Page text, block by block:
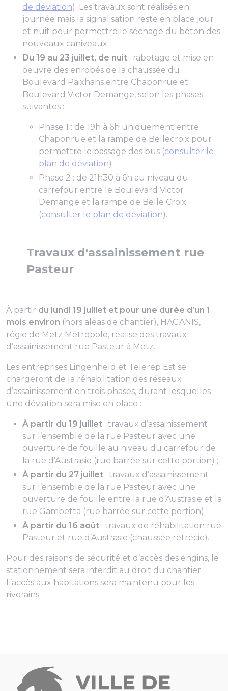
de déviation). Les travaux sont réalisés en
journée mais la signalisation reste en place jour
et nuit pour permettre le séchage du béton des
nouveaux caniveaux.
Du 19 au 23 juillet, de nuit : rabotage et mise en
oeuvre des enrobés de la chaussée du
Boulevard Paixhans entre Chaponrue et
Boulevard Victor Demange, selon les phases
suivantes :
Phase 1 : de 19h à 6h uniquement entre
Chaponrue et la rampe de Bellecroix pour
permettre le passage des bus (consulter le
plan de déviation) ;
Phase 2 : de 21h30 à 6h au niveau du
carrefour entre le Boulevard Victor
Demange et la rampe de Belle Croix
(consulter le plan de déviation).
Travaux d'assainissement rue
Pasteur
À partir du lundi 19 juillet et pour une durée d’un 1
mois environ (hors aléas de chantier), HAGANIS,
régie de Metz Métropole, réalise des travaux
d’assainissement rue Pasteur à Metz.
Les entreprises Lingenheld et Telerep Est se
chargeront de la réhabilitation des réseaux
d’assainissement en trois phases, durant lesquelles
une déviation sera mise en place :
À partir du 19 juillet : travaux d’assainissement
sur l’ensemble de la rue Pasteur avec une
ouverture de fouille au niveau du carrefour de
la rue d’Austrasie (rue barrée sur cette portion) ;
À partir du 27 juillet : travaux d’assainissement
sur l’ensemble de la rue Pasteur avec une
ouverture de fouille entre la rue d’Austrasie et la
rue Gambetta (rue barrée sur cette portion) ;
À partir du 16 août : travaux de réhabilitation rue
Pasteur et rue d’Austrasie (chaussée rétrécie).
Pour des raisons de sécurité et d’accès des engins, le
stationnement sera interdit au droit du chantier.
L’accès aux habitations sera maintenu pour les
riverains.